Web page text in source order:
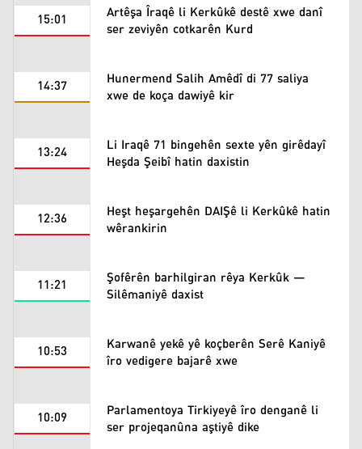
15:01 Artêşa Îraqê li Kerkûkê destê xwe danî
ser zeviyên cotkarên Kurd
14:37 Hunermend Salih Amêdî di 77 saliya
xwe de koça dawiyê kir
13:24 Li Iraqê 71 bingehên sexte yên girêdayî
Heşda Şeibî hatin daxistin
12:36 Heşt heşargehên DAIŞê li Kerkûkê hatin
wêrankirin
11:21 Şofêrên barhilgiran rêya Kerkûk –
Silêmaniyê daxist
10:53 Karwanê yekê yê koçberên Serê Kaniyê
îro vedigere bajarê xwe
10:09 Parlamentoya Tirkiyeyê îro denganê li
ser projeqanûna aştiyê dike